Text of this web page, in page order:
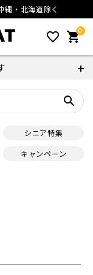
縄・北海道除く
favorite_outline 0
shopping_cart
search
シニア特集
キャンペーン